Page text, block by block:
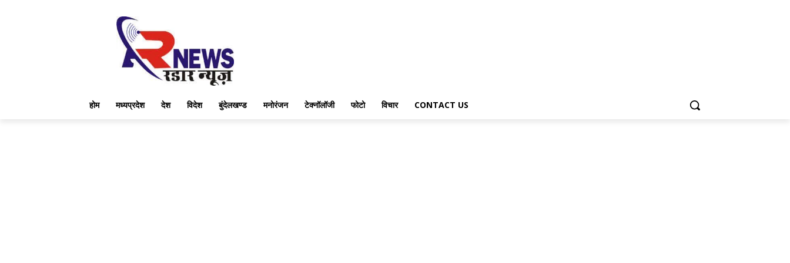
होम मध्यप्रदेश देश विदेश बुंदेलखण्ड मनोरंजन टेक्नॉलॉजी फोटो विचार CONTACT US